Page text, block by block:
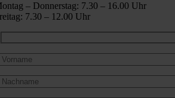
– Donnerstag: 7.30 – 16.00 Uhr
7.30 – 12.00 Uhr